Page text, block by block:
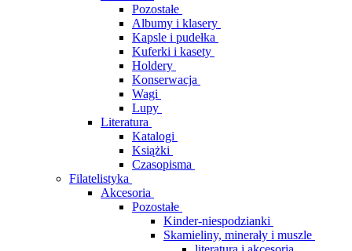
Pozostałe
Albumy i klasery
Kapsle i pudełka
Kuferki i kasety
Holdery
Konserwacja
Wagi
Lupy
Literatura
Katalogi
Książki
Czasopisma
Filatelistyka
Akcesoria
Pozostałe
Kinder-niespodzianki
Skamieliny, minerały i muszle